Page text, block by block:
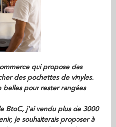
qui propose des
des pochettes de vinyles.
belles pour rester rangées
BtoC, j'ai vendu plus de 3000
je souhaiterais proposer à